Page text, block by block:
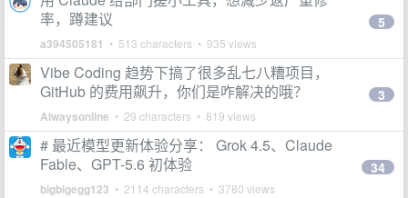
率，蹲建议
a394505181 • 513 characters • 935 views
5
Vibe Coding 趋势下搞了很多乱七八糟项目，
GitHub 的费用飙升，你们是咋解决的哦？
Alwaysonline • 29 characters • 819 views
3
# 最近模型更新体验分享： Grok 4.5、Claude
Fable、GPT-5.6 初体验
bigbigegg123 • 2114 characters • 3780 views
34